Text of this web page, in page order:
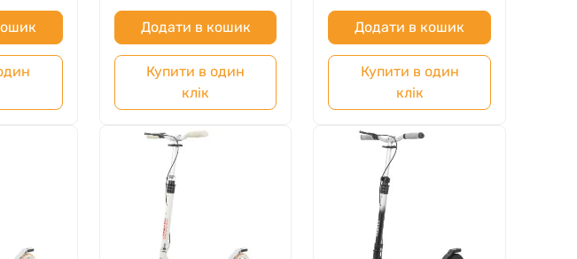
Додати в кошик
Купити в один
клік
Додати в кошик
Купити в один
клік